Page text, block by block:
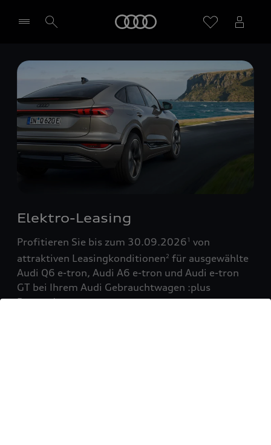
Händler wählen
Elektro-Leasing
Profitieren Sie bis zum 30.09.20261 von
attraktiven Leasingkonditionen2 für ausgewählte
Audi Q6 e-tron, Audi A6 e-tron und Audi e-tron
GT bei Ihrem Audi Gebrauchtwagen :plus
Partner!